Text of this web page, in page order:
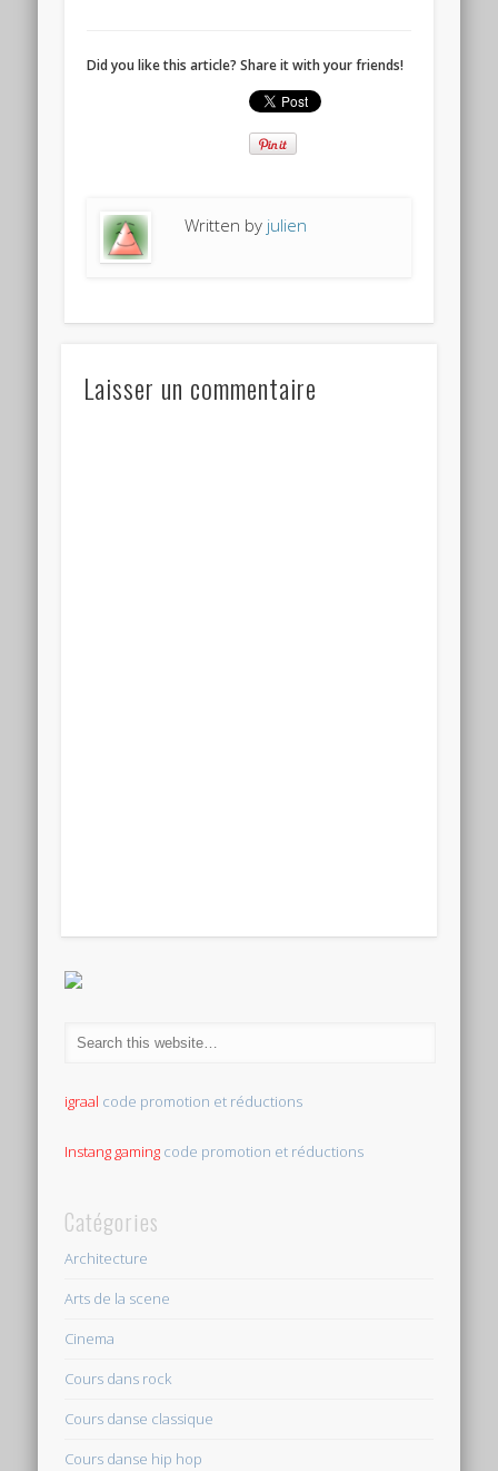
Did you like this article? Share it with your friends!
Written by julien
Laisser un commentaire
igraal code promotion et réductions
Instang gaming code promotion et réductions
Catégories
Architecture
Arts de la scene
Cinema
Cours dans rock
Cours danse classique
Cours danse hip hop